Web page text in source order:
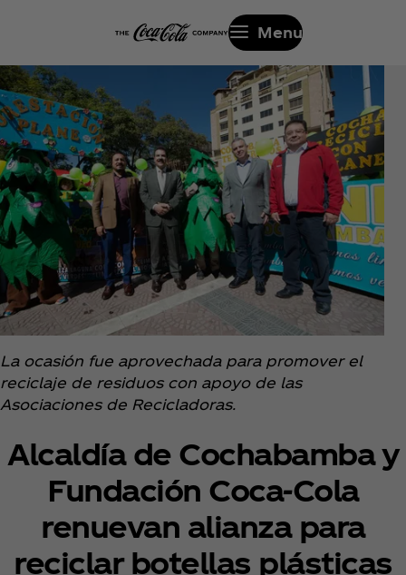
Menu
La ocasión fue aprovechada para promover el
reciclaje de residuos con apoyo de las
Asociaciones de Recicladoras.
Alcaldía de Cochabamba y
Fundación Coca‑Cola
renuevan alianza para
reciclar botellas plásticas